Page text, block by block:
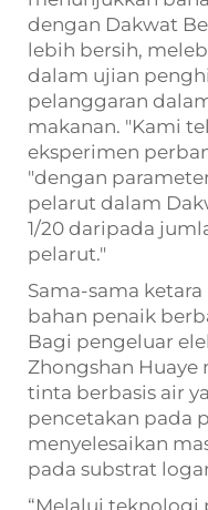
dengan Dakwat
lebih bersih,
dalam ujian
pelanggaran
makanan. "Kami
eksperimen
"dengan
pelarut dalam
1/20 daripada
pelarut."
Sama-sama
bahan penaik
Bagi pengeluar
Zhongshan
tinta berbasis air
pencetakan pada
menyelesaikan
pada substrat
“Melalui teknologi